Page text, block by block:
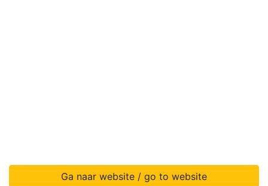
Ga naar website / go to website